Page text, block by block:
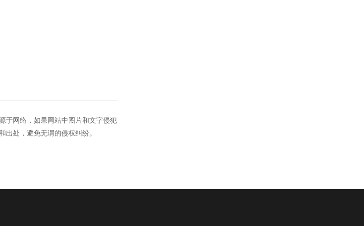
于网络，如果网站中图片和文字侵犯
处，避免无谓的侵权纠纷。